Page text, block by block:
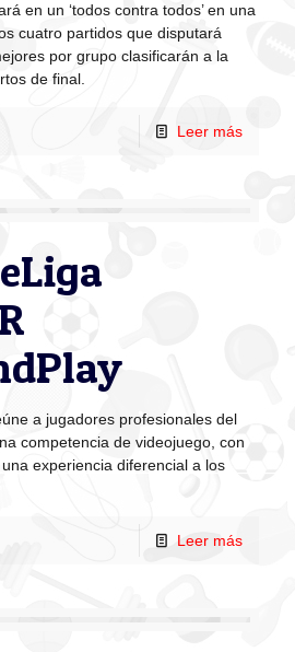
en un ‘todos contra todos’ en una
cuatro partidos que disputará
por grupo clasificarán a la
de final.
Leer más
a jugadores profesionales del
competencia de videojuego, con
experiencia diferencial a los
Leer más